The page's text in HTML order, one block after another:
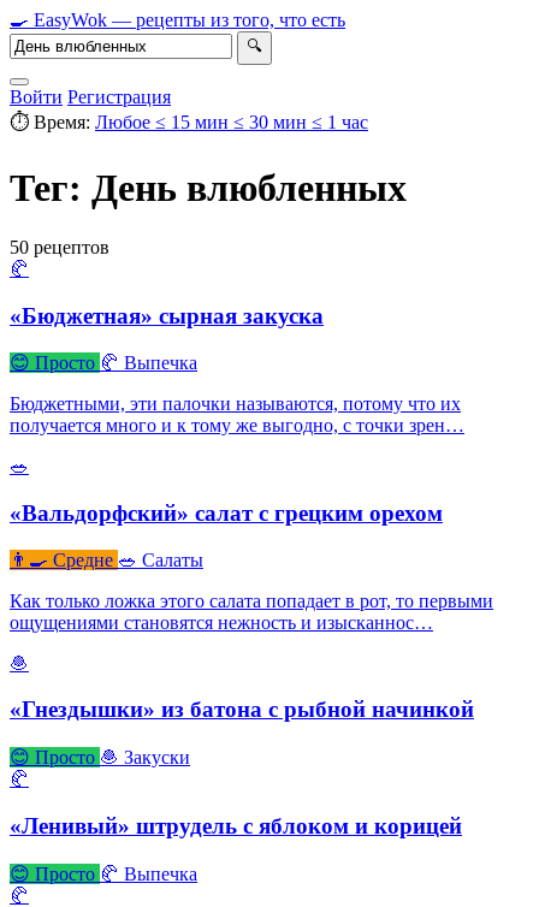
🍳 EasyWok — рецепты из того, что есть
🔍
Войти Регистрация
⏱ Время: Любое ≤ 15 мин ≤ 30 мин ≤ 1 час
Тег: День влюбленных
50 рецептов
🥐
«Бюджетная» сырная закуска
😊 Просто 🥐 Выпечка
Бюджетными, эти палочки называются, потому что их
получается много и к тому же выгодно, с точки зрен…
🥗
«Вальдорфский» салат с грецким орехом
👨‍🍳 Средне 🥗 Салаты
Как только ложка этого салата попадает в рот, то первыми
ощущениями становятся нежность и изысканнос…
🧆
«Гнездышки» из батона с рыбной начинкой
😊 Просто 🧆 Закуски
🥐
«Ленивый» штрудель с яблоком и корицей
😊 Просто 🥐 Выпечка
🥐